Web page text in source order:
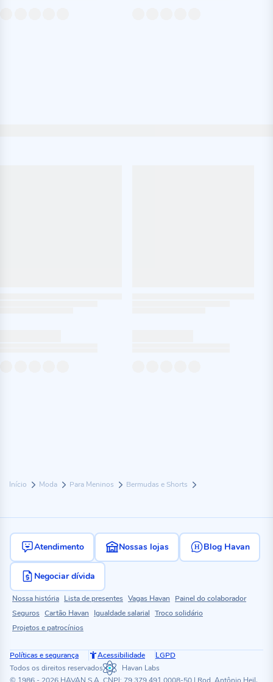
Início Moda Para Meninos Bermudas e Shorts
Atendimento Nossas lojas Blog Havan
Negociar dívida
Nossa história Lista de presentes Vagas Havan
Painel do colaborador
Seguros Cartão Havan Igualdade salarial Troco solidário
Projetos e patrocínios
Políticas e segurança Acessibilidade
LGPD
Todos os direitos reservados
Havan Labs